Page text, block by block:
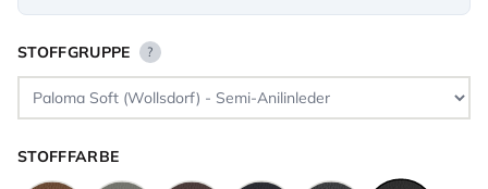
STOFFGRUPPE ?
STOFFFARBE